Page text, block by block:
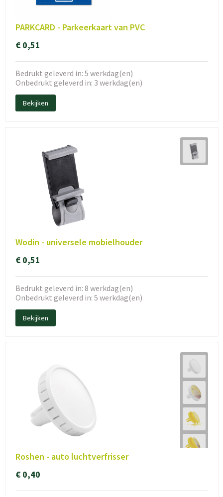
PARKCARD - Parkeerkaart van PVC
€ 0,51
Bedrukt geleverd in: 5 werkdag(en)
Onbedrukt geleverd in: 3 werkdag(en)
Bekijken
Wodin - universele mobielhouder
€ 0,51
Bedrukt geleverd in: 8 werkdag(en)
Onbedrukt geleverd in: 5 werkdag(en)
Bekijken
Roshen - auto luchtverfrisser
€ 0,40